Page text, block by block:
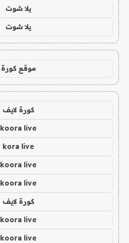
يلا شوت
يلا شوت
موقع كورة
كورة لايف
koora live
kora live
koora live
koora live
كورة لايف
koora live
koora live